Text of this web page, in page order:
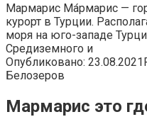
Мармарис Ма́рмарис —
курорт в Турции.
моря на юго-западе
Средиземного и
Опубликовано: 23.08.2021
Белозеров
Мармарис это